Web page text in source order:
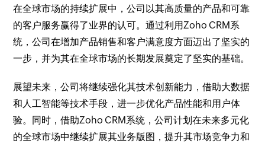
在全球市场的持续扩展中，公司以其高质量的产品和可靠
的客户服务赢得了业界的认可。通过利用Zoho CRM系
统，公司在增加产品销售和客户满意度方面迈出了坚实的
一步，并为其在全球市场的长期发展奠定了坚实的基础。
展望未来，公司将继续强化其技术创新能力，借助大数据
和人工智能等技术手段，进一步优化产品性能和用户体
验。同时，借助Zoho CRM系统，公司计划在未来多元化
的全球市场中继续扩展其业务版图，提升其市场竞争力和